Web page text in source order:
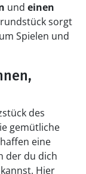
und einen
sorgt
Spielen und
des
gemütliche
eine
der du dich
Hier